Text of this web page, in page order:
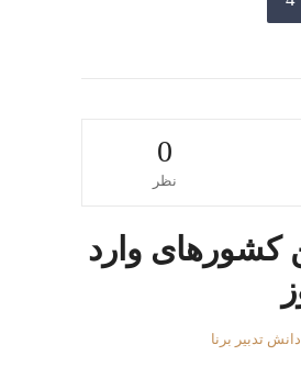
0
نظر
کشورهای وارد
دانش تدبیر برنا